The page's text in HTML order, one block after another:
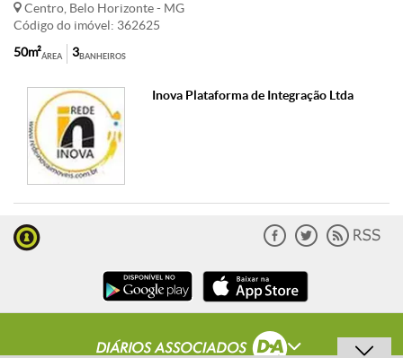
Centro, Belo Horizonte - MG
Código do imóvel: 362625
ÁREA
50m² BANHEIROS
3
Inova Plataforma de Integração Ltda